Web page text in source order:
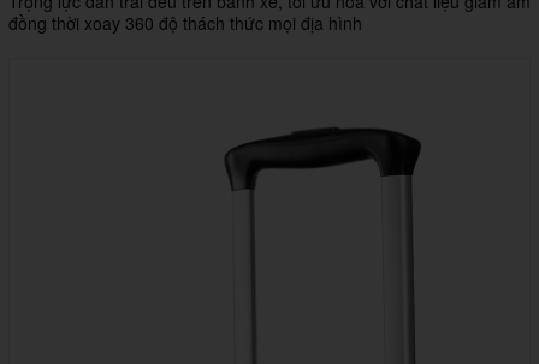
đồng thời xoay 360 độ thách thức mọi địa hình